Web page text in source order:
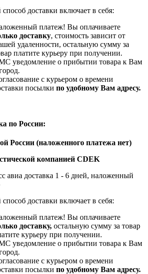
доставки включает в себя:
платеж! Вы оплачиваете
доставку, стоимость зависит от
удаленности, остальную сумму за
платите курьеру при получении.
уведомление о прибытии товара к Вам
с курьером о времени
посылки по удобному Вам адресу.
по России:
России (наложенного платежа нет)
компанией CDEK
авиа доставка 1 - 6 дней, наложенный
доставки включает в себя:
платеж! Вы оплачиваете
доставку, остальную сумму за товар
курьеру при получении.
уведомление о прибытии товара к Вам
с курьером о времени
посылки по удобному Вам адресу.